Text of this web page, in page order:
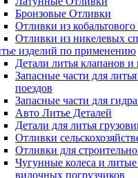
Бронзовые Отливки
Отливки из кобальтового
Отливки из никелевых
изделий по применению
Детали литья клапанов и
Запасные части для
поездов
Запасные части для
Авто Литье Деталей
Детали для литья
Отливки
Отливки для
Чугунные колеса и литые
вилочных погрузчиков